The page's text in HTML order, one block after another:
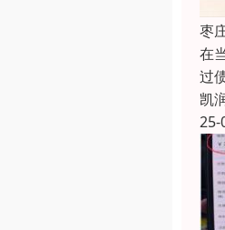
枣
在
过
凯
25-